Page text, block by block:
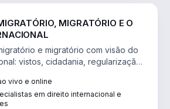
MIGRATÓRIO E O
e migratório com visão do
vistos, cidadania, regularização
vivo e online
em direito internacional e